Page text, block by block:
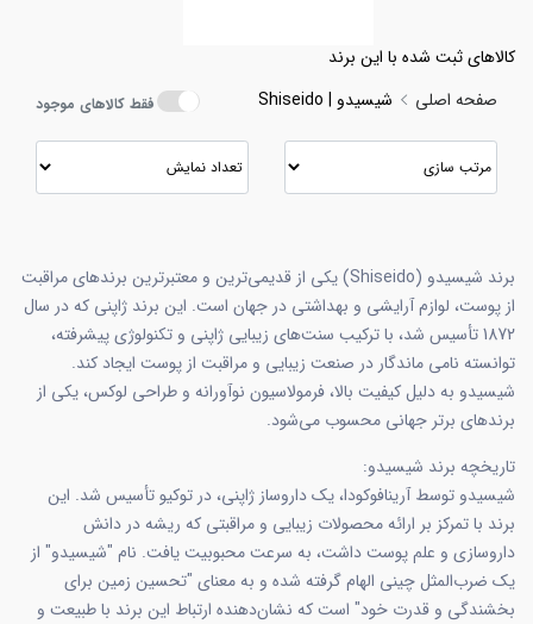
کالاهای ثبت شده با این برند
صفحه اصلی
شیسیدو | Shiseido فقط کالاهای موجود
برند شیسیدو (Shiseido) یکی از قدیمی‌ترین و معتبرترین برندهای مراقبت
از پوست، لوازم آرایشی و بهداشتی در جهان است. این برند ژاپنی که در سال
1872 تأسیس شد، با ترکیب سنت‌های زیبایی ژاپنی و تکنولوژی پیشرفته،
توانسته نامی ماندگار در صنعت زیبایی و مراقبت از پوست ایجاد کند.
شیسیدو به دلیل کیفیت بالا، فرمولاسیون نوآورانه و طراحی لوکس، یکی از
برندهای برتر جهانی محسوب می‌شود.
تاریخچه برند شیسیدو:
شیسیدو توسط آرینافوکودا، یک داروساز ژاپنی، در توکیو تأسیس شد. این
برند با تمرکز بر ارائه محصولات زیبایی و مراقبتی که ریشه در دانش
داروسازی و علم پوست داشت، به سرعت محبوبیت یافت. نام "شیسیدو" از
یک ضرب‌المثل چینی الهام گرفته شده و به معنای "تحسین زمین برای
بخشندگی و قدرت خود" است که نشان‌دهنده ارتباط این برند با طبیعت و